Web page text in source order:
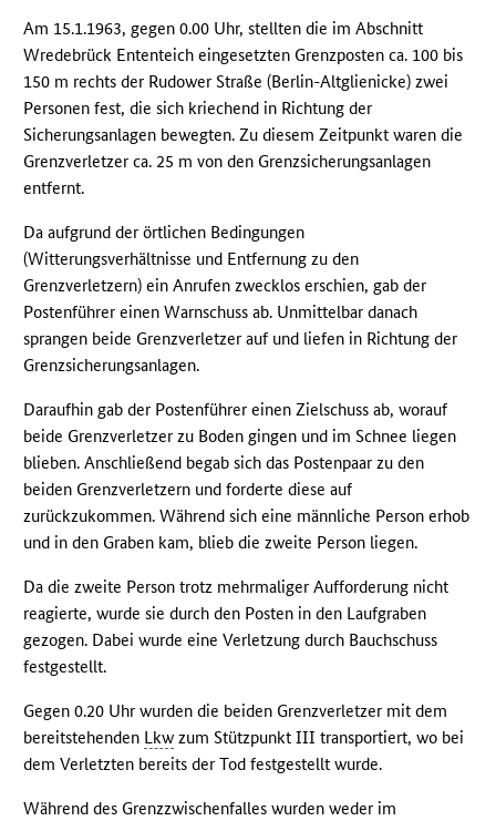
Am 15.1.1963, gegen 0.00 Uhr, stellten die im Abschnitt
Wredebrück Ententeich eingesetzten Grenzposten ca. 100 bis
150 m rechts der Rudower Straße (Berlin-Altglienicke) zwei
Personen fest, die sich kriechend in Richtung der
Sicherungsanlagen bewegten. Zu diesem Zeitpunkt waren die
Grenzverletzer ca. 25 m von den Grenzsicherungsanlagen
entfernt.
Da aufgrund der örtlichen Bedingungen
(Witterungsverhältnisse und Entfernung zu den
Grenzverletzern) ein Anrufen zwecklos erschien, gab der
Postenführer einen Warnschuss ab. Unmittelbar danach
sprangen beide Grenzverletzer auf und liefen in Richtung der
Grenzsicherungsanlagen.
Daraufhin gab der Postenführer einen Zielschuss ab, worauf
beide Grenzverletzer zu Boden gingen und im Schnee liegen
blieben. Anschließend begab sich das Postenpaar zu den
beiden Grenzverletzern und forderte diese auf
zurückzukommen. Während sich eine männliche Person erhob
und in den Graben kam, blieb die zweite Person liegen.
Da die zweite Person trotz mehrmaliger Aufforderung nicht
reagierte, wurde sie durch den Posten in den Laufgraben
gezogen. Dabei wurde eine Verletzung durch Bauchschuss
festgestellt.
Gegen 0.20 Uhr wurden die beiden Grenzverletzer mit dem
bereitstehenden Lkw zum Stützpunkt III transportiert, wo bei
dem Verletzten bereits der Tod festgestellt wurde.
Während des Grenzzwischenfalles wurden weder im